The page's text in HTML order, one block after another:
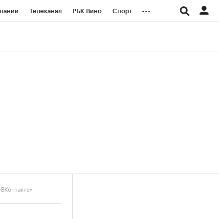
Телеканал РБК Вино Спорт ...